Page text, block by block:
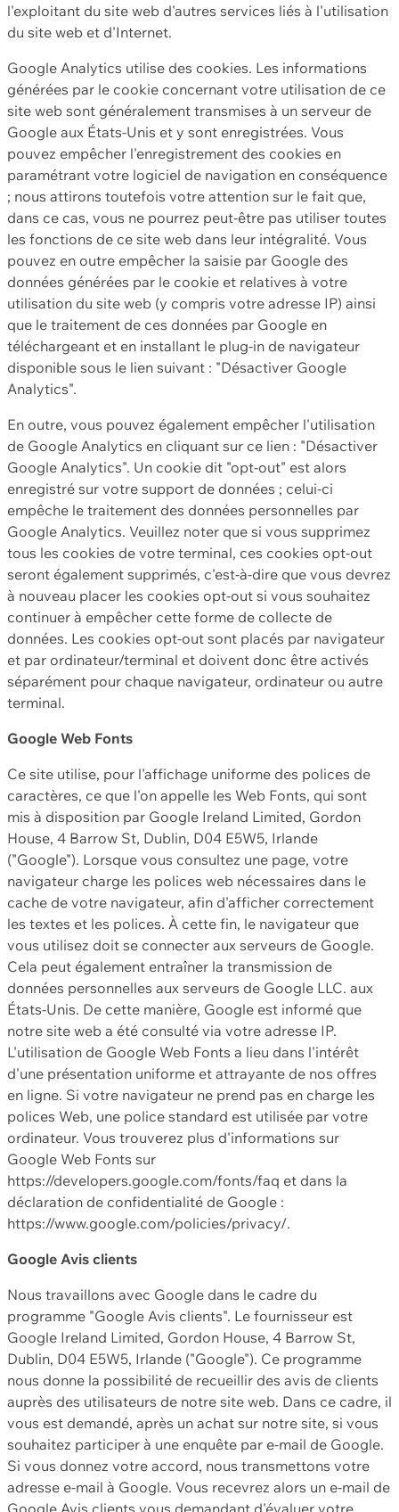
l'exploitant du site web d'autres services liés à l'utilisation
du site web et d'Internet.
Google Analytics utilise des cookies. Les informations
générées par le cookie concernant votre utilisation de ce
site web sont généralement transmises à un serveur de
Google aux États-Unis et y sont enregistrées. Vous
pouvez empêcher l'enregistrement des cookies en
paramétrant votre logiciel de navigation en conséquence
; nous attirons toutefois votre attention sur le fait que,
dans ce cas, vous ne pourrez peut-être pas utiliser toutes
les fonctions de ce site web dans leur intégralité. Vous
pouvez en outre empêcher la saisie par Google des
données générées par le cookie et relatives à votre
utilisation du site web (y compris votre adresse IP) ainsi
que le traitement de ces données par Google en
téléchargeant et en installant le plug-in de navigateur
disponible sous le lien suivant : "Désactiver Google
Analytics".
En outre, vous pouvez également empêcher l'utilisation
de Google Analytics en cliquant sur ce lien : "Désactiver
Google Analytics". Un cookie dit "opt-out" est alors
enregistré sur votre support de données ; celui-ci
empêche le traitement des données personnelles par
Google Analytics. Veuillez noter que si vous supprimez
tous les cookies de votre terminal, ces cookies opt-out
seront également supprimés, c'est-à-dire que vous devrez
à nouveau placer les cookies opt-out si vous souhaitez
continuer à empêcher cette forme de collecte de
données. Les cookies opt-out sont placés par navigateur
et par ordinateur/terminal et doivent donc être activés
séparément pour chaque navigateur, ordinateur ou autre
terminal.
Google Web Fonts
Ce site utilise, pour l'affichage uniforme des polices de
caractères, ce que l'on appelle les Web Fonts, qui sont
mis à disposition par Google Ireland Limited, Gordon
House, 4 Barrow St, Dublin, D04 E5W5, Irlande
("Google"). Lorsque vous consultez une page, votre
navigateur charge les polices web nécessaires dans le
cache de votre navigateur, afin d'afficher correctement
les textes et les polices. À cette fin, le navigateur que
vous utilisez doit se connecter aux serveurs de Google.
Cela peut également entraîner la transmission de
données personnelles aux serveurs de Google LLC. aux
États-Unis. De cette manière, Google est informé que
notre site web a été consulté via votre adresse IP.
L'utilisation de Google Web Fonts a lieu dans l'intérêt
d'une présentation uniforme et attrayante de nos offres
en ligne. Si votre navigateur ne prend pas en charge les
polices Web, une police standard est utilisée par votre
ordinateur. Vous trouverez plus d'informations sur
Google Web Fonts sur
https://developers.google.com/fonts/faq et dans la
déclaration de confidentialité de Google :
https://www.google.com/policies/privacy/.
Google Avis clients
Nous travaillons avec Google dans le cadre du
programme "Google Avis clients". Le fournisseur est
Google Ireland Limited, Gordon House, 4 Barrow St,
Dublin, D04 E5W5, Irlande ("Google"). Ce programme
nous donne la possibilité de recueillir des avis de clients
auprès des utilisateurs de notre site web. Dans ce cadre, il
vous est demandé, après un achat sur notre site, si vous
souhaitez participer à une enquête par e-mail de Google.
Si vous donnez votre accord, nous transmettons votre
adresse e-mail à Google. Vous recevrez alors un e-mail de